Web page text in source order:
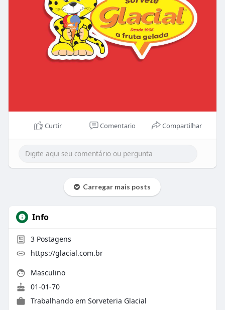
Curtir Comentario Compartilhar
Carregar mais posts
Info
3Postagens
https://glacial.com.br
Masculino
01-01-70
Trabalhando em Sorveteria Glacial